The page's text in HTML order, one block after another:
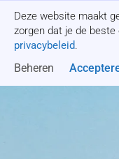
Deze website maakt
zorgen dat je de beste
privacybeleid.
Beheren